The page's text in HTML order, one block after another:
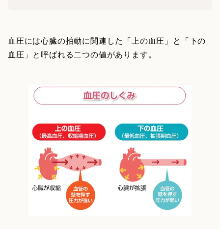
血圧には心臓の拍動に関連した「上の血圧」と「下の
血圧」と呼ばれる二つの値があります。